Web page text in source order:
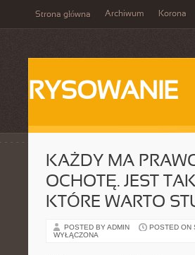
Strona główna Archiwum Korona
RYSOWANIE
KAŻDY MA
OCHOTĘ. JEST
KTÓRE WARTO
POSTED BY ADMIN POSTED ON
WYŁĄCZONA